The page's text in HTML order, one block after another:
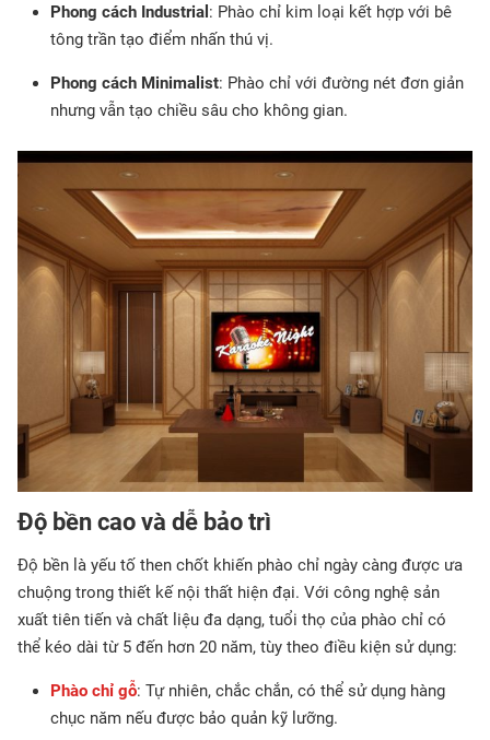
Phong cách Industrial : Phào chỉ kim loại kết hợp với bê
tông trần tạo điểm nhấn thú vị.
Phong cách Minimalist: Phào chỉ với đường nét đơn giản
nhưng vẫn tạo chiều sâu cho không gian.
Độ bền cao và dễ bảo trì
Độ bền là yếu tố then chốt khiến phào chỉ ngày càng được ưa
chuộng trong thiết kế nội thất hiện đại. Với công nghệ sản
xuất tiên tiến và chất liệu đa dạng, tuổi thọ của phào chỉ có
thể kéo dài từ 5 đến hơn 20 năm, tùy theo điều kiện sử dụng:
Phào chỉ gỗ: Tự nhiên, chắc chắn, có thể sử dụng hàng
chục năm nếu được bảo quản kỹ lưỡng.